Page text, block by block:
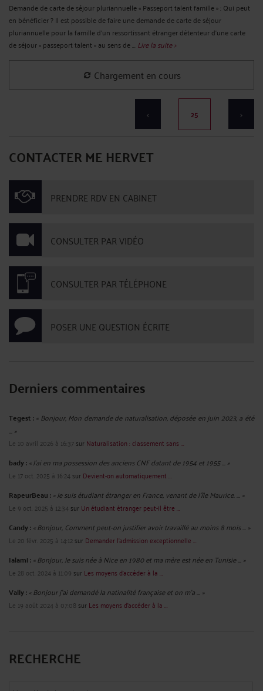
Demande de carte de séjour pluriannuelle « Passeport talent famille » : Qui peut
en bénéficier ? Il est possible de faire une demande de carte de séjour
pluriannuelle pour la famille d’un ressortissant étranger détenteur d’une carte
de séjour « passeport talent » au sens de ... Lire la suite >
LES CRAINTES D’UN DEMANDEUR D’ASILE POSSÉDANT
PLUSIEURS NATIONALITÉS SONT EXAMINÉES AU REGARD DE
TOUS SES ETATS DE RATTACHEMENT
ParGrégoire HERVET
Dans une décision en date du 4 octobre 2019, la Cour Nationale du Droit d’Asile
aboutit à la conclusion que l’acquisition de la nationalité en raison des
investissements réalisés sur le territoire d’un Etat, permettait au demandeur de
jouir d’une protection étatique de même nature que celle ...
SALARIÉ(E) : COMMENT RÉAGIR FACE À UN LICENCIEMENT POUR
FAUTE SIMPLE ?
ParGrégoire HERVETle 12/05/2020
La rupture du contrat de travail à l’origine de l’employeur est souvent sources
d’interrogations et d’abus. Tel est le cas notamment lorsque l’employeur justifie
le licenciement par une faute commise par le salarié. Mais dans quelle mesure
une telle faute même simple peut-elle justifier une licenciement ? ...
DISPOSITIF DE DOUBLE DEMANDE « ASILE-SÉJOUR » : QUELLES
CONSÉQUENCES POUR LES DEMANDEURS D’ASILE ?